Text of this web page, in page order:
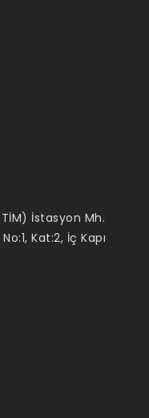
İstasyon Mh.
Kat:2, İç Kapı